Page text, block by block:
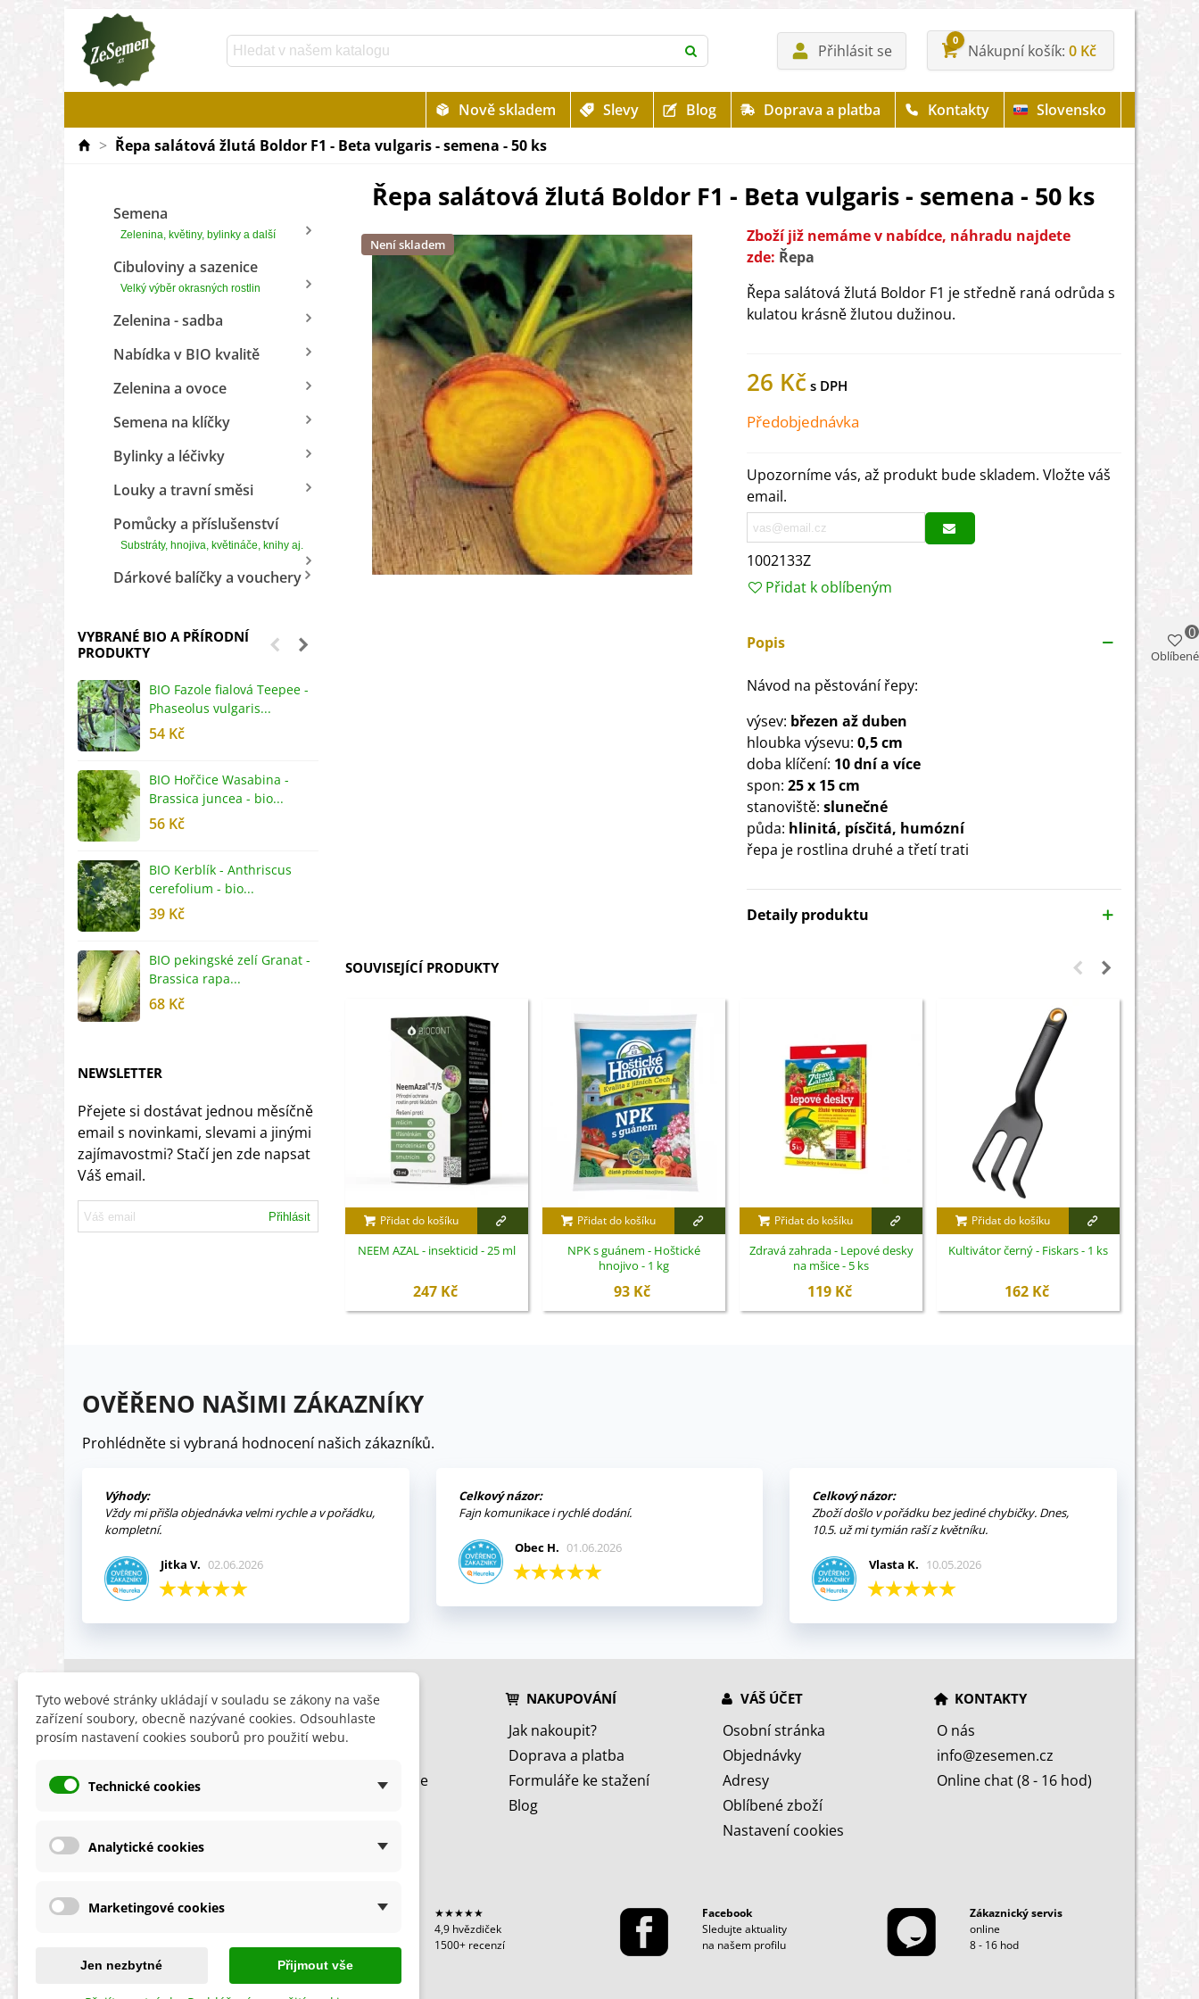
Přihlásit se
0
Nákupní košík 0 Kč
Nově skladem Slevy Blog Doprava a platba Kontakty
Slovensko
> Řepa salátová žlutá Boldor F1 - Beta vulgaris - semena - 50 ks
Semena
Zelenina, květiny, bylinky a další
Cibuloviny a sazenice
Velký výběr okrasných rostlin
Zelenina - sadba
Nabídka v BIO kvalitě
Zelenina a ovoce
Semena na klíčky
Bylinky a léčivky
Louky a travní směsi
Pomůcky a příslušenství
Substráty, hnojiva, květináče, knihy aj.
Dárkové balíčky a vouchery
VYBRANÉ BIO A PŘÍRODNÍ
PRODUKTY
BIO Fazole fialová Teepee -
Phaseolus vulgaris...
54 Kč
BIO Hořčice Wasabina -
Brassica juncea - bio...
56 Kč
BIO Kerblík - Anthriscus
cerefolium - bio...
39 Kč
BIO pekingské zelí Granat -
Brassica rapa...
68 Kč
BIO Stévie sladká - Stevia
rebaudiana - bio...
NEWSLETTER
Přejete si dostávat jednou měsíčně
email s novinkami, slevami a jinými
zajímavostmi? Stačí jen zde napsat
Váš email.
Přihlásit
Řepa salátová žlutá Boldor F1 - Beta vulgaris - semena - 50 ks
Není skladem
Zboží již nemáme v nabídce, náhradu najdete
zde: Řepa
Řepa salátová žlutá Boldor F1 je středně raná odrůda s
kulatou krásně žlutou dužinou.
26 Kč
Předobjednávka
Upozorníme vás, až produkt bude skladem. Vložte váš
email.
1002133Z
Přidat k oblíbeným
Popis
Návod na pěstování řepy:
výsev: březen až duben
hloubka výsevu: 0,5 cm
doba klíčení: 10 dní a více
spon: 25 x 15 cm
stanoviště: slunečné
půda: hlinitá, písčitá, humózní
řepa je rostlina druhé a třetí trati
Detaily produktu
SOUVISEJÍCÍ PRODUKTY
Přidat do košíku
NEEM AZAL - insekticid - 25 ml
247 Kč
Přidat do košíku
NPK s guánem - Hoštické
hnojivo - 1 kg
93 Kč
Přidat do košíku
Zdravá zahrada - Lepové desky
na mšice - 5 ks
119 Kč
Přidat do košíku
Kultivátor černý - Fiskars - 1 ks
162 Kč
OVĚŘENO NAŠIMI ZÁKAZNÍKY
Prohlédněte si vybraná hodnocení našich zákazníků.
Výhody:
Vždy mi přišla objednávka velmi rychle a v pořádku,
kompletní.
Jitka V. 02.06.2026
Celkový názor:
Fajn komunikace i rychlé dodání.
Obec H. 01.06.2026
Celkový názor:
Zboží došlo v pořádku bez jediné chybičky. Dnes,
10.5. už mi tymián raší z květníku.
Vlasta K. 10.05.2026
INFORMACE
Obchodní podmínky
Ochrana osobních údajů
HLEDÁTE
Slevy
Nyní doporučujeme
NAKUPOVÁNÍ
Jak nakoupit?
Doprava a platba
Formuláře ke stažení
Blog
VÁŠ ÚČET
Osobní stránka
Objednávky
Adresy
Oblíbené zboží
Nastavení cookies
KONTAKTY
O nás
info@zesemen.cz
Online chat (8 - 16 hod)
★★★★★
★★★★★
4,9 hvězdiček
1500+ recenzí
Facebook
Sledujte aktuality
na našem profilu
Zákaznický servis
online
8 - 16 hod
Oblíbené
0
Tyto webové stránky ukládají v souladu se zákony na vaše
zařízení soubory, obecně nazývané cookies. Odsouhlaste
prosím nastavení cookies souborů pro použití webu.
Technické cookies
Analytické cookies
Marketingové cookies
Jen nezbytné Přijmout vše